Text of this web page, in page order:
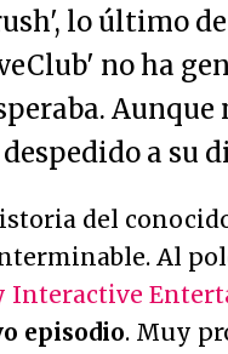
lo último
no ha
a su
del
Al
Interactive
episodio. Muy